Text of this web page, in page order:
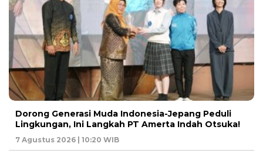
Dorong Generasi Muda Indonesia-Jepang Peduli
Lingkungan, Ini Langkah PT Amerta Indah Otsuka!
7 Agustus 2026 | 10:20 WIB